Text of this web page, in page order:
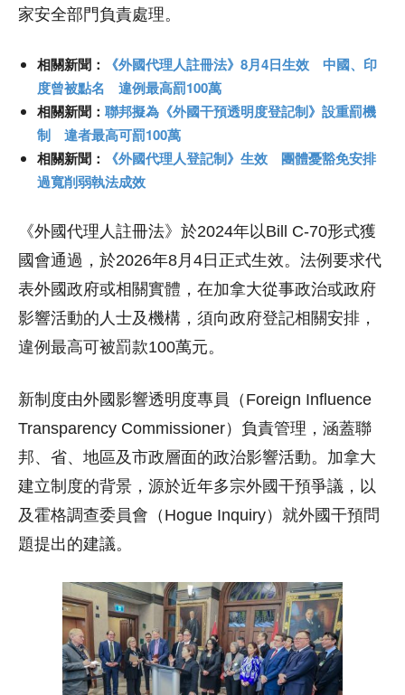
家安全部門負責處理。
相關新聞： 《外國代理人註冊法》8月4日生效 中國、印
度曾被點名 違例最高罰100萬
相關新聞： 聯邦擬為《外國干預透明度登記制》設重罰機
制 違者最高可罰100萬
相關新聞： 《外國代理人登記制》生效 團體憂豁免安排
過寬削弱執法成效
《外國代理人註冊法》於2024年以Bill C-70形式獲
國會通過，於2026年8月4日正式生效。法例要求代
表外國政府或相關實體，在加拿大從事政治或政府
影響活動的人士及機構，須向政府登記相關安排，
違例最高可被罰款100萬元。
新制度由外國影響透明度專員（Foreign Influence
Transparency Commissioner）負責管理，涵蓋聯
邦、省、地區及市政層面的政治影響活動。加拿大
建立制度的背景，源於近年多宗外國干預爭議，以
及霍格調查委員會（Hogue Inquiry）就外國干預問
題提出的建議。